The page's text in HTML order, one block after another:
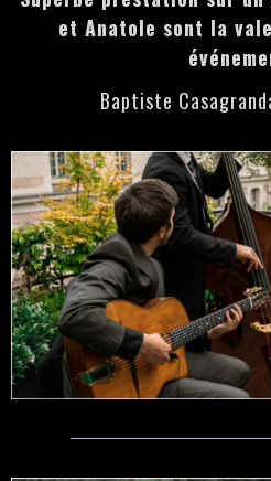
et Anatole sont la
Baptiste